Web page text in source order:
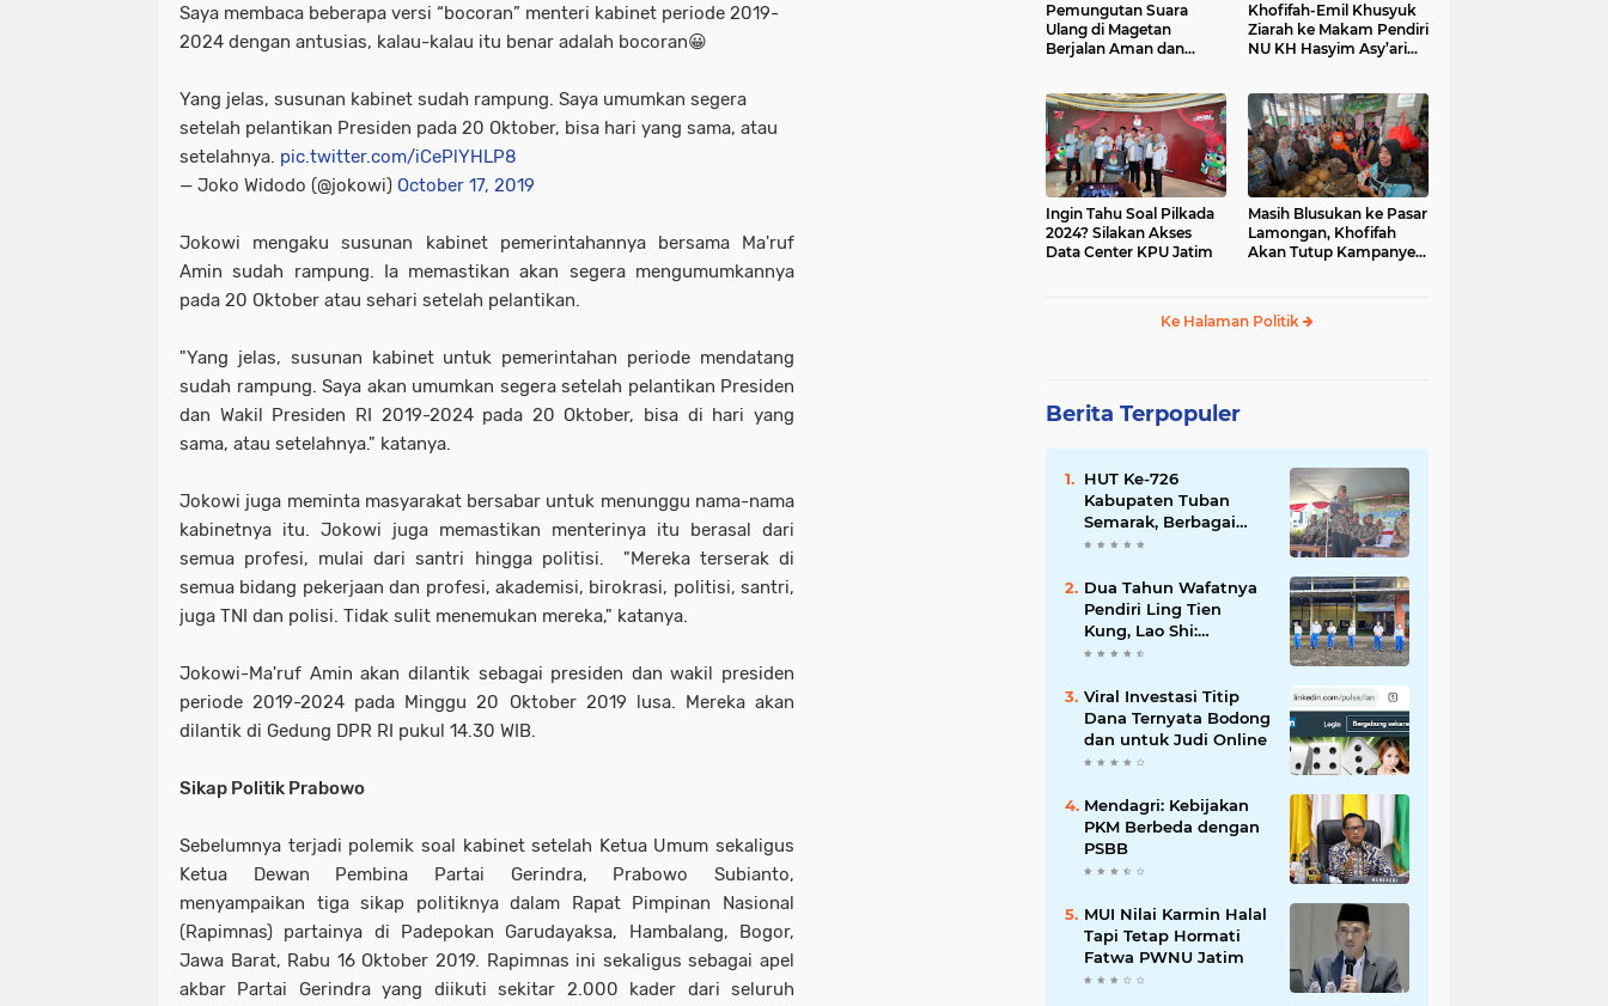
Saya membaca beberapa versi “bocoran” menteri kabinet periode 2019-
2024 dengan antusias, kalau-kalau itu benar adalah bocoran😀
Yang jelas, susunan kabinet sudah rampung. Saya umumkan segera
setelah pelantikan Presiden pada 20 Oktober, bisa hari yang sama, atau
setelahnya. pic.twitter.com/iCePlYHLP8
— Joko Widodo (@jokowi) October 17, 2019
Jokowi mengaku susunan kabinet pemerintahannya bersama Ma'ruf
Amin sudah rampung. Ia memastikan akan segera mengumumkannya
pada 20 Oktober atau sehari setelah pelantikan.
"Yang jelas, susunan kabinet untuk pemerintahan periode mendatang
sudah rampung. Saya akan umumkan segera setelah pelantikan Presiden
dan Wakil Presiden RI 2019-2024 pada 20 Oktober, bisa di hari yang
sama, atau setelahnya." katanya.
Jokowi juga meminta masyarakat bersabar untuk menunggu nama-nama
kabinetnya itu. Jokowi juga memastikan menterinya itu berasal dari
semua profesi, mulai dari santri hingga politisi. "Mereka terserak di
semua bidang pekerjaan dan profesi, akademisi, birokrasi, politisi, santri,
juga TNI dan polisi. Tidak sulit menemukan mereka," katanya.
Jokowi-Ma'ruf Amin akan dilantik sebagai presiden dan wakil presiden
periode 2019-2024 pada Minggu 20 Oktober 2019 lusa. Mereka akan
dilantik di Gedung DPR RI pukul 14.30 WIB.
Sikap Politik Prabowo
Sebelumnya terjadi polemik soal kabinet setelah Ketua Umum sekaligus
Ketua Dewan Pembina Partai Gerindra, Prabowo Subianto,
menyampaikan tiga sikap politiknya dalam Rapat Pimpinan Nasional
(Rapimnas) partainya di Padepokan Garudayaksa, Hambalang, Bogor,
Jawa Barat, Rabu 16 Oktober 2019. Rapimnas ini sekaligus sebagai apel
akbar Partai Gerindra yang diikuti sekitar 2.000 kader dari seluruh
Pemungutan Suara
Ulang di Magetan
Berjalan Aman dan
Khofifah-Emil Khusyuk
Ziarah ke Makam Pendiri
NU KH Hasyim Asy’ari
Ingin Tahu Soal Pilkada
2024? Silakan Akses
Data Center KPU Jatim
Masih Blusukan ke Pasar
Lamongan, Khofifah
Akan Tutup Kampanye
Ke Halaman Politik
Berita Terpopuler
HUT Ke-726
Kabupaten Tuban
Semarak, Berbagai
Prestasinya Pun
Dua Tahun Wafatnya
Pendiri Ling Tien
Kung, Lao Shi:
Amanah Harus Kita
Viral Investasi Titip
Dana Ternyata Bodong
dan untuk Judi Online
Mendagri: Kebijakan
PKM Berbeda dengan
PSBB
MUI Nilai Karmin Halal
Tapi Tetap Hormati
Fatwa PWNU Jatim